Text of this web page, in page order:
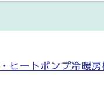
ヒートポンプ冷暖